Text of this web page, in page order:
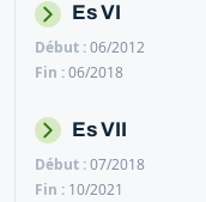
Es VI
06/2012
06/2018
Es VII
07/2018
10/2021